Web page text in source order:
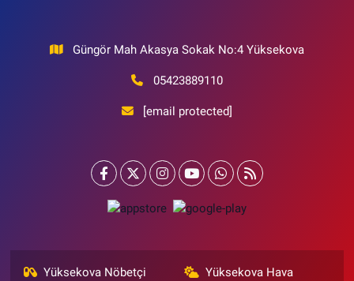
Güngör Mah Akasya Sokak No:4 Yüksekova
05423889110
[email protected]
Yüksekova Nöbetçi Yüksekova Hava